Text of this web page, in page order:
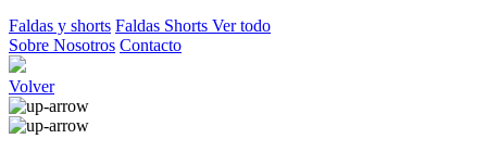
Faldas y shorts Faldas Shorts Ver todo
Sobre Nosotros Contacto
Volver